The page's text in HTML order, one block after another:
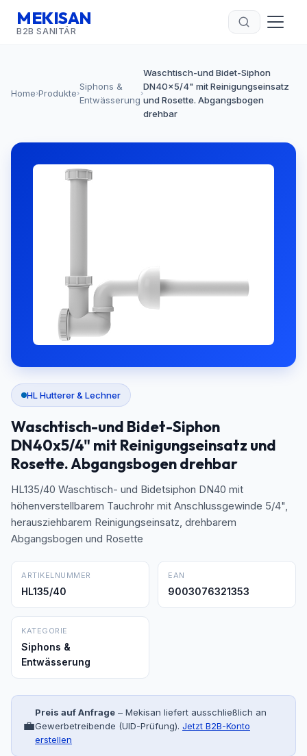
MEKISAN
B2B SANITÄR
Home›Produkte›
Siphons &
Entwässerung
›
Waschtisch-und Bidet-Siphon
DN40x5/4" mit Reinigungseinsatz
und Rosette. Abgangsbogen
drehbar
HL Hutterer & Lechner
Waschtisch-und Bidet-Siphon
DN40x5/4" mit Reinigungseinsatz und
Rosette. Abgangsbogen drehbar
HL135/40 Waschtisch- und Bidetsiphon DN40 mit
höhenverstellbarem Tauchrohr mit Anschlussgewinde 5/4",
herausziehbarem Reinigungseinsatz, drehbarem
Abgangsbogen und Rosette
ARTIKELNUMMER
HL135/40
EAN
9003076321353
KATEGORIE
Siphons &
Entwässerung
💼
Preis auf Anfrage – Mekisan liefert ausschließlich an
Gewerbetreibende (UID-Prüfung). Jetzt B2B-Konto
erstellen